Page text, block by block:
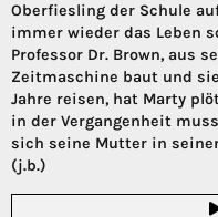
Oberfiesling der Schule
immer wieder das Leben
Professor Dr. Brown, aus
Zeitmaschine baut und
Jahre reisen, hat Marty
in der Vergangenheit
sich seine Mutter in
(j.b.)